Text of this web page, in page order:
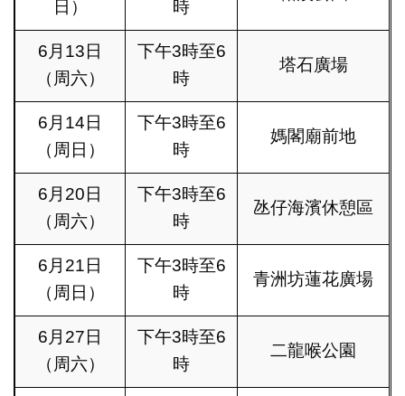
日）
時
6月13日
（周六）
下午3時至6
時
塔石廣場
6月14日
（周日）
下午3時至6
時
媽閣廟前地
6月20日
（周六）
下午3時至6
時
氹仔海濱休憩區
6月21日
（周日）
下午3時至6
時
青洲坊蓮花廣場
6月27日
（周六）
下午3時至6
時
二龍喉公園